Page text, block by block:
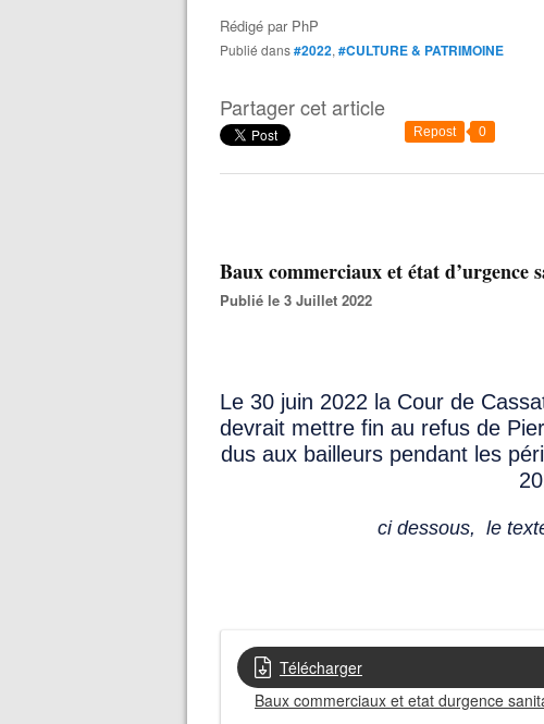
Rédigé par PhP
Publié dans#2022, #CULTURE & PATRIMOINE
Partager cet article
Repost 0
Baux commerciaux et état d’urgence
Publié le 3 Juillet 2022
Le 30 juin 2022 la Cour de
devrait mettre fin au refus de
dus aux bailleurs pendant les
ci dessous, le
Télécharger
Baux commerciaux et etat durgence